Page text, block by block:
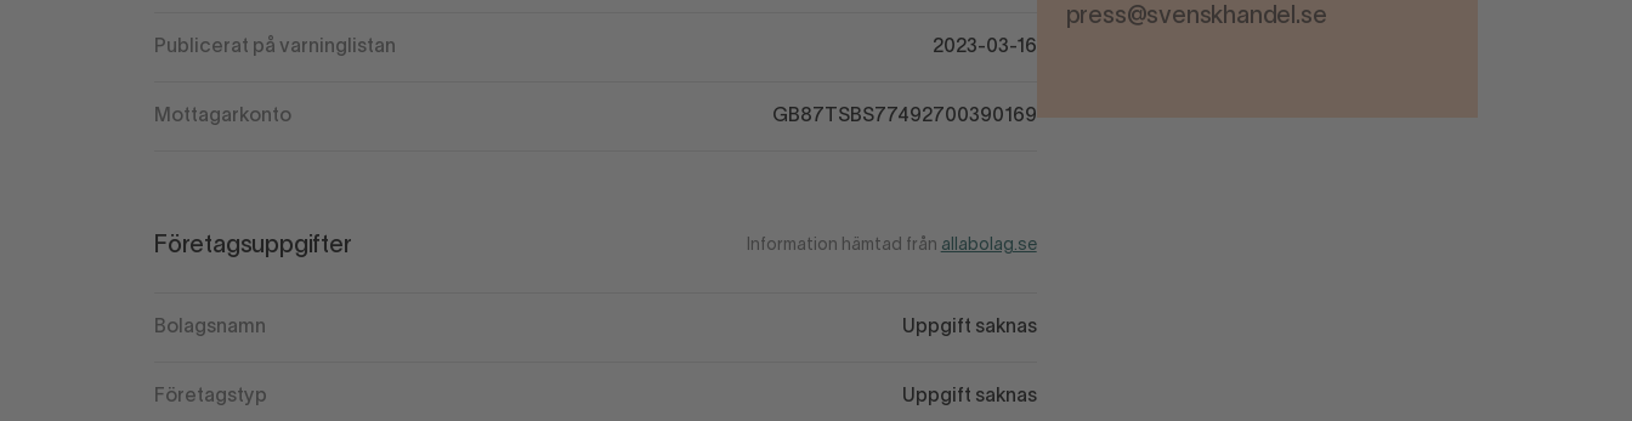
Publicerat på varninglistan 2023-03-16
Mottagarkonto GB87TSBS77492700390169
Företagsuppgifter Information hämtad från allabolag.se
Bolagsnamn Uppgift saknas
Företagstyp Uppgift saknas
press@svenskhandel.se